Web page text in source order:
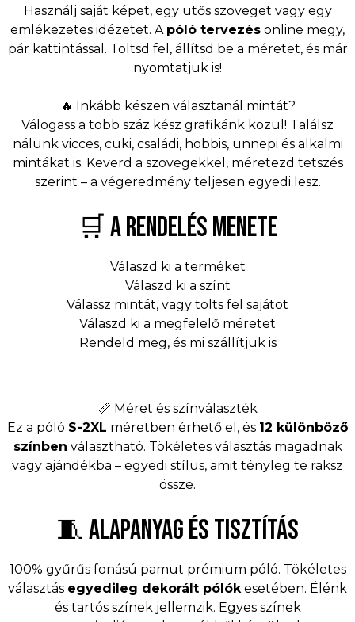
Használj saját képet, egy ütős szöveget vagy egy
emlékezetes idézetet. A póló tervezés online megy,
pár kattintással. Töltsd fel, állítsd be a méretet, és már
nyomtatjuk is!
🔥 Inkább készen választanál mintát?
Válogass a több száz kész grafikánk közül! Találsz
nálunk vicces, cuki, családi, hobbis, ünnepi és alkalmi
mintákat is. Keverd a szövegekkel, méretezd tetszés
szerint – a végeredmény teljesen egyedi lesz.
🛒 A RENDELÉS MENETE
Válaszd ki a terméket
Válaszd ki a színt
Válassz mintát, vagy tölts fel sajátot
Válaszd ki a megfelelő méretet
Rendeld meg, és mi szállítjuk is
📏 Méret és színválaszték
Ez a póló S-2XL méretben érhető el, és 12 különböző
színben választható. Tökéletes választás magadnak
vagy ajándékba – egyedi stílus, amit tényleg te raksz
össze.
🧵 ALAPANYAG ÉS TISZTÍTÁS
100% gyűrűs fonású pamut prémium póló. Tökéletes
választás egyedileg dekorált pólókesetében. Élénk
és tartós színek jellemzik. Egyes színek